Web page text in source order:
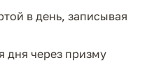
в день, записывая
дня через призму